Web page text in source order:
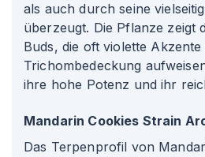
als auch durch seine
überzeugt. Die Pflanze zeigt
Buds, die oft violette
Trichombedeckung
ihre hohe Potenz und ihr
Mandarin Cookies Strain
Das Terpenprofil von